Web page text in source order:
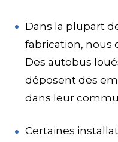
Dans la plupart
fabrication, nous
Des autobus
déposent des
dans leur
Certaines